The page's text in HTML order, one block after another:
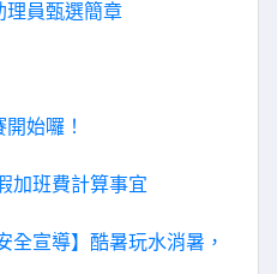
理員甄選簡章
始囉！
加班費計算事宜
全宣導】酷暑玩水消暑，